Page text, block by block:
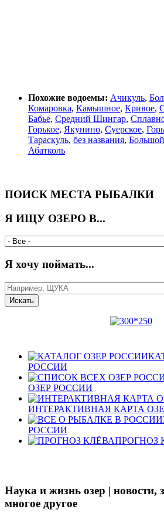
Похожие водоемы: Ачикуль,
Комаровка, Камышное, Кривое,
Бабье, Средний Шингар,
Горькое, Якунино, Суерское,
Тараскуль, без названия,
Абатколь
ПОИСК МЕСТА РЫБАЛКИ
Я ИЩУ ОЗЕРО В...
Я хочу поймать...
РОССИИ
ОЗЕР РОССИИ
ИНТЕРАКТИВНАЯ КАРТА
РОССИИ
ПРОГНОЗ
Наука и жизнь озер | новости,
многое другое